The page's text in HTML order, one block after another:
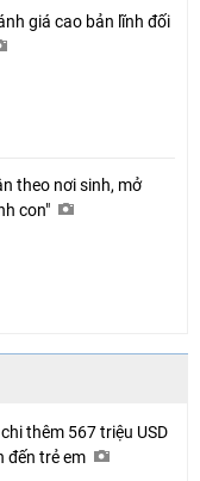
giá cao bản lĩnh đối
theo nơi sinh, mở
con"
thêm 567 triệu USD
đến trẻ em